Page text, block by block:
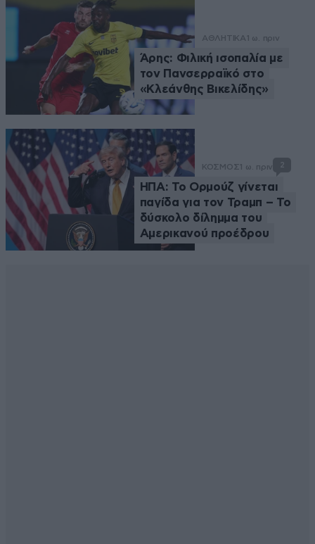
ΑΘΛΗΤΙΚΑ 1 ω. πριν
Άρης: Φιλική ισοπαλία με
τον Πανσερραϊκό στο
«Κλεάνθης Βικελίδης»
ΚΟΣΜΟΣ 1 ω. πριν 2
ΗΠΑ: Το Ορμούζ γίνεται
παγίδα για τον Τραμπ – Το
δύσκολο δίλημμα του
Αμερικανού προέδρου